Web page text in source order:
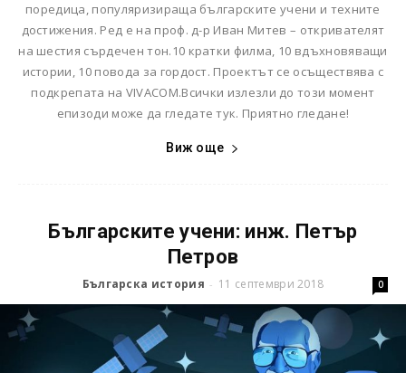
поредица, популяризираща българските учени и техните
достижения. Ред е на проф. д-р Иван Митев – откривателят
на шестия сърдечен тон.10 кратки филма, 10 вдъхновяващи
истории, 10 повода за гордост. Проектът се осъществява с
подкрепата на VIVACOM.Всички излезли до този момент
епизоди може да гледате тук. Приятно гледане!
Виж още
Българските учени: инж. Петър
Петров
Българска история - 11 септември 2018 0